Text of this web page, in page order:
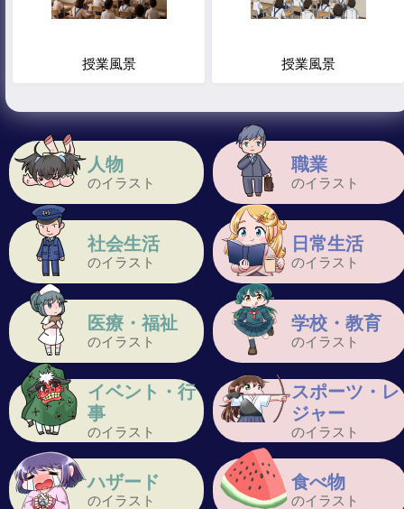
人物
のイラスト
職業
のイラスト
社会生活
のイラスト
日常生活
のイラスト
医療・福祉
のイラスト
学校・教育
のイラスト
イベント・行
事
のイラスト
スポーツ・レ
ジャー
のイラスト
ハザード
のイラスト
食べ物
のイラスト
授業風景 授業風景